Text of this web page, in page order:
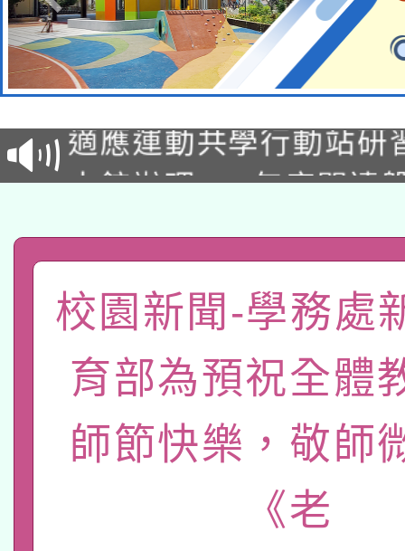
本校115學年度第2次
招甄選結果公告(無人
招)
適應運動共學行動站研
本館辦理115年度閱讀
礎課程
A3數位素養講師名單
「數位內容與教學軟體
pilot」
有關大陸委員會函釋公
薪期間赴陸應申請許可
轉知經濟部水利署委託
業技術研究院辦理「
用水績優單位及節水達
115年8月22日(星期六
桃園市孔廟祈福系列
2026年桃園地景藝術
本校115學年度第2次
校園新聞-學務處
育部為預祝全體
師節快樂，敬師
《老